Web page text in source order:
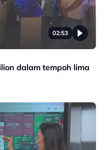
02:53
dalam tempoh lima